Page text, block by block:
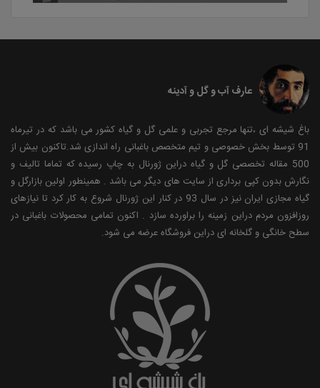
عارف آب و گل و آدینه
باغ شیشه ای ،تنها مرجع تجربی و علمی گل و گیاه کشور می باشد که در تیرماه
91 توسط بخش خصوصی و تیم متخصص باغبانی راه اندازی شد.تاکنون بیش از
500 مقاله تخصصی گل و گیاه دراین ژورنال به چاپ رسیده که تماما تالیف و
نگارش بدون کپی برداری از سایت های دیگر می باشد . همینطور اولین بازارگل و
گیاه مجازی ایران نیز در سال 93 در کنار این ژورنال شروع به کار کرد تا نیازهای
روزافزون مردم دراین زمینه را براورده سازد . اکنون تمامی محصولات باغبانی در
سطح خانگی و گلخانه ای دراین فروشگاه عرضه می شود.